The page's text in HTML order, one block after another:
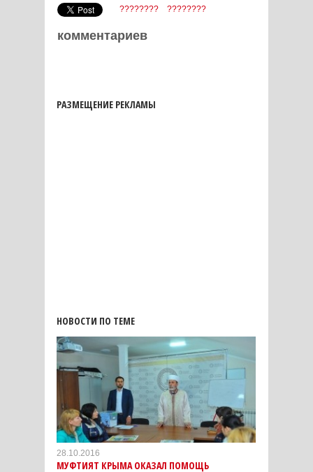
???????? ????????
комментариев
РАЗМЕЩЕНИЕ РЕКЛАМЫ
НОВОСТИ ПО ТЕМЕ
28.10.2016
МУФТИЯТ КРЫМА ОКАЗАЛ ПОМОЩЬ